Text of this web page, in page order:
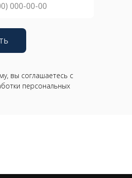
вы соглашаетесь с
персональных